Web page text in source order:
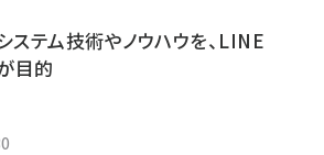
ステム技術やノウハウを、LINE
目的